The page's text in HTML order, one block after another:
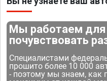
Мы работаем
почувствовать
Специалистами
прошито более 10 000
- поэтому мы знаем, как